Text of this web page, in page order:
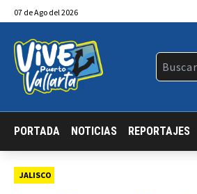
07 deAgo del 2026
PORTADA NOTICIAS REPORTAJES
JALISCO